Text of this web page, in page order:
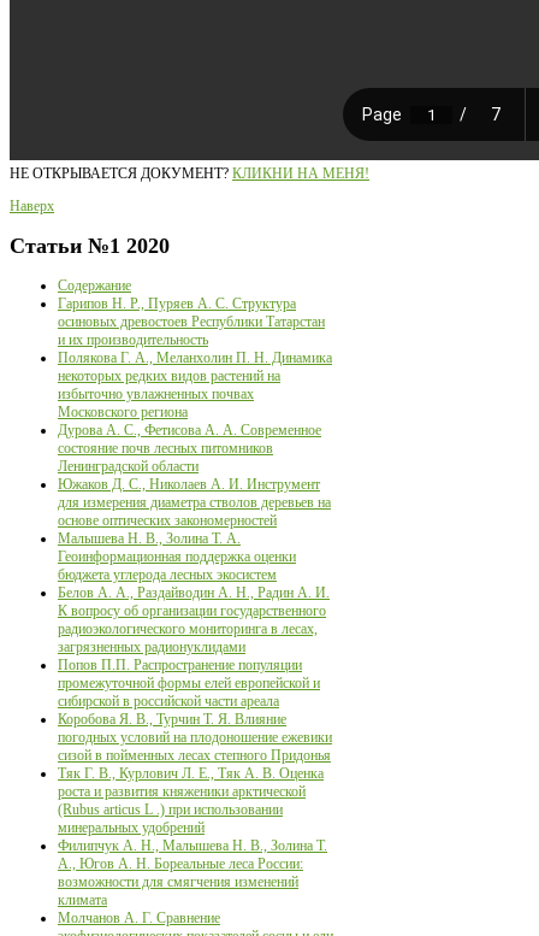
НЕ ОТКРЫВАЕТСЯ ДОКУМЕНТ? КЛИКНИ НА МЕНЯ!
Наверх
Статьи №1 2020
Содержание
Гарипов Н. Р., Пуряев А. С. Структура
осиновых древостоев Республики Татарстан
и их производительность
Полякова Г. А., Меланхолин П. Н. Динамика
некоторых редких видов растений на
избыточно увлажненных почвах
Московского региона
Дурова А. С., Фетисова А. А. Современное
состояние почв лесных питомников
Ленинградской области
Южаков Д. С., Николаев А. И. Инструмент
для измерения диаметра стволов деревьев на
основе оптических закономерностей
Малышева Н. В., Золина Т. А.
Геоинформационная поддержка оценки
бюджета углерода лесных экосистем
Белов А. А., Раздайводин А. Н., Радин А. И.
К вопросу об организации государственного
радиоэкологического мониторинга в лесах,
загрязненных радионуклидами
Попов П.П. Распространение популяции
промежуточной формы елей европейской и
сибирской в российской части ареала
Коробова Я. В., Турчин Т. Я. Влияние
погодных условий на плодоношение ежевики
сизой в пойменных лесах степного Придонья
Тяк Г. В., Курлович Л. Е., Тяк А. В. Оценка
роста и развития княженики арктической
(Rubus articus L .) при использовании
минеральных удобрений
Филипчук А. Н., Малышева Н. В., Золина Т.
А., Югов А. Н. Бореальные леса России:
возможности для смягчения изменений
климата
Молчанов А. Г. Сравнение